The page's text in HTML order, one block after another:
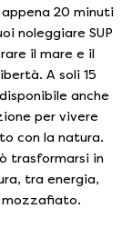
20 minuti
noleggiare SUP
il mare e il
A soli 15
anche
per vivere
con la natura.
trasformarsi in
tra energia,
mozzafiato.